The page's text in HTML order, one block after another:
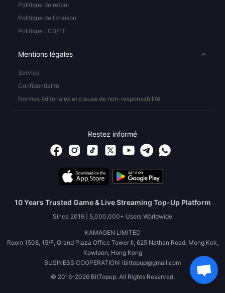
Politique de retour
Politique de livraison
Politique LCB/FT
Mentions légales
Service
Confidentialité
Normes éditoriales et clause de non-responsabilité
Restez informé
10 Years Trusted Game & Live Streaming Top-Up Platform
Since 2016 | 5,000,000+ Users Worldwide
KAMAGEN LIMITED
Room 1508, 15/F, Grand Plaza Office Tower II, 625 Nathan Road, Mong Kok,
Kowloon, Hong Kong
BUSINESS COOPERATION: ibittopup@gmail.com
© 2016-2026 BitTopup. All Rights Reserved.